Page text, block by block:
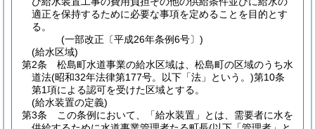
適正を保持するために必要な事項を定めることを目的とす
る。
(一部改正〔平成26年条例6号〕)
(給水区域)
第2条
松島町水道事業の給水区域は、松島町の区域のうち水
道法(昭和32年法律第177号。以下「法」という。)第10条
第1項による認可を受けた区域とする。
(給水装置の定義)
第3条
この条例において、「給水装置」とは、需要者に水を